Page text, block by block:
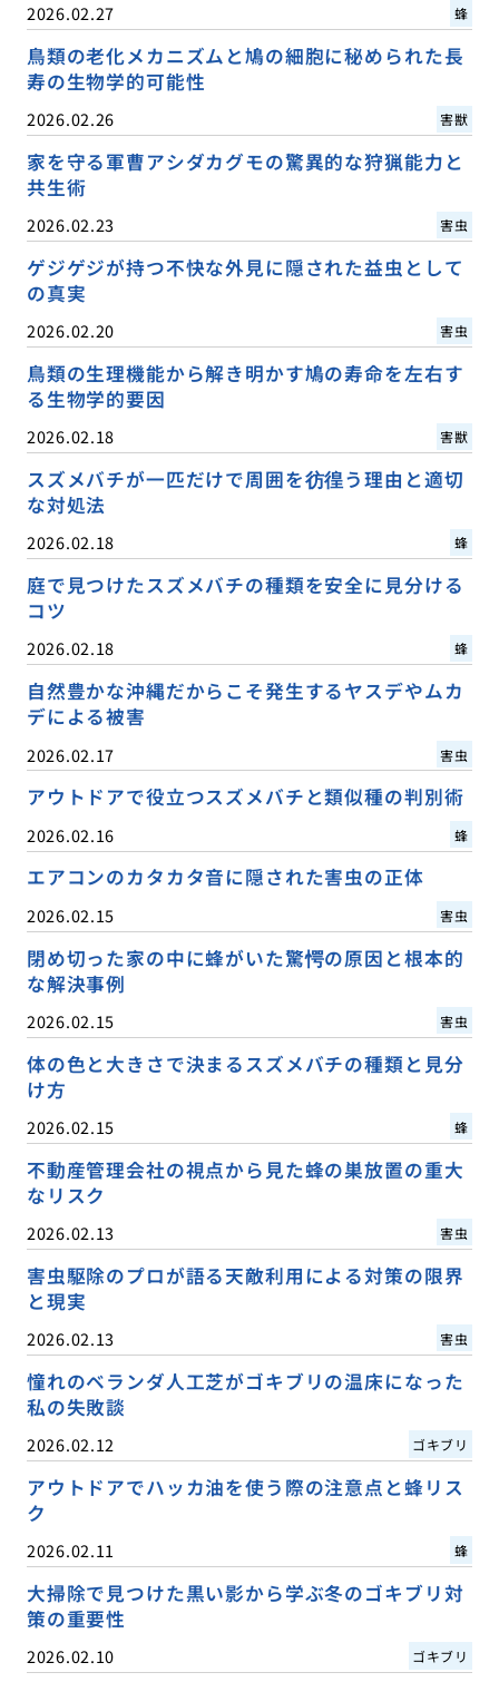
2026.02.27 蜂
鳥類の老化メカニズムと鳩の細胞に秘められた長
寿の生物学的可能性
2026.02.26 害獣
家を守る軍曹アシダカグモの驚異的な狩猟能力と
共生術
2026.02.23 害虫
ゲジゲジが持つ不快な外見に隠された益虫として
の真実
2026.02.20 害虫
鳥類の生理機能から解き明かす鳩の寿命を左右す
る生物学的要因
2026.02.18 害獣
スズメバチが一匹だけで周囲を彷徨う理由と適切
な対処法
2026.02.18 蜂
庭で見つけたスズメバチの種類を安全に見分ける
コツ
2026.02.18 蜂
自然豊かな沖縄だからこそ発生するヤスデやムカ
デによる被害
2026.02.17 害虫
アウトドアで役立つスズメバチと類似種の判別術
2026.02.16 蜂
エアコンのカタカタ音に隠された害虫の正体
2026.02.15 害虫
閉め切った家の中に蜂がいた驚愕の原因と根本的
な解決事例
2026.02.15 害虫
体の色と大きさで決まるスズメバチの種類と見分
け方
2026.02.15 蜂
不動産管理会社の視点から見た蜂の巣放置の重大
なリスク
2026.02.13 害虫
害虫駆除のプロが語る天敵利用による対策の限界
と現実
2026.02.13 害虫
憧れのベランダ人工芝がゴキブリの温床になった
私の失敗談
2026.02.12 ゴキブリ
アウトドアでハッカ油を使う際の注意点と蜂リス
ク
2026.02.11 蜂
大掃除で見つけた黒い影から学ぶ冬のゴキブリ対
策の重要性
2026.02.10 ゴキブリ